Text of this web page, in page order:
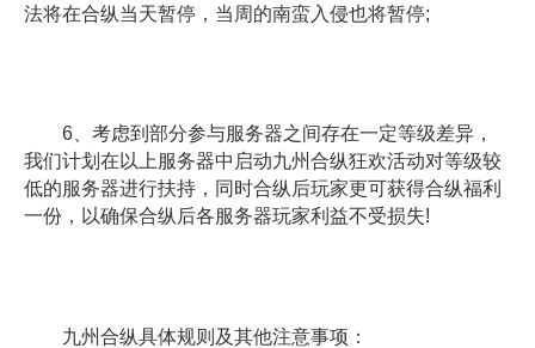
法将在合纵当天暂停，当周的南蛮入侵也将暂停;
6、考虑到部分参与服务器之间存在一定等级差异，
我们计划在以上服务器中启动九州合纵狂欢活动对等级较
低的服务器进行扶持，同时合纵后玩家更可获得合纵福利
一份，以确保合纵后各服务器玩家利益不受损失!
九州合纵具体规则及其他注意事项：